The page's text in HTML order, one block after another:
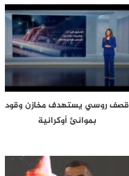
قصف روسي يستهدف مخازن وقود
بموانئ أوكرانية